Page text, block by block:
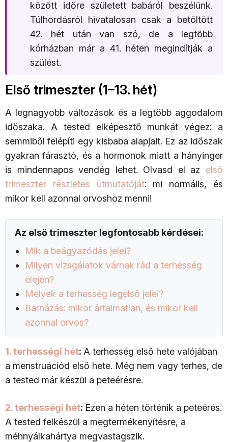
között időre született babáról beszélünk.
Túlhordásról hivatalosan csak a betöltött
42. hét után van szó, de a legtöbb
kórházban már a 41. héten megindítják a
szülést.
Első trimeszter (1–13. hét)
A legnagyobb változások és a legtöbb aggodalom
időszaka. A tested elképesztő munkát végez: a
semmiből felépíti egy kisbaba alapjait. Ez az időszak
gyakran fárasztó, és a hormonok miatt a hányinger
is mindennapos vendég lehet. Olvasd el az első
trimeszter részletes útmutatóját: mi normális, és
mikor kell azonnal orvoshoz menni!
Az első trimeszter legfontosabb kérdései:
Mik a beágyazódás jelei?
Milyen vizsgálatok várnak rád a terhesség
elején?
Melyek a terhesség legelső jelei?
Barnázás: mikor ártalmatlan, és mikor kell
azonnal orvos?
1. terhességi hét: A terhesség első hete valójában
a menstruációd első hete. Még nem vagy terhes, de
a tested már készül a peteérésre.
2. terhességi hét: Ezen a héten történik a peteérés.
A tested felkészül a megtermékenyítésre, a
méhnyálkahártya megvastagszik.